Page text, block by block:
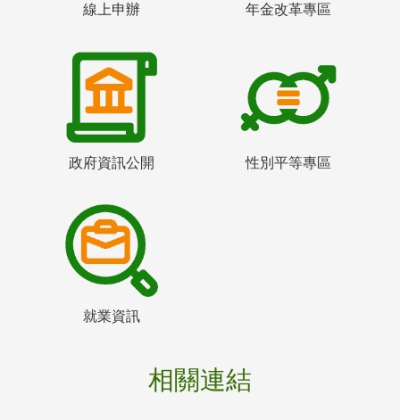
線上申辦 年金改革專區
政府資訊公開 性別平等專區
就業資訊
相關連結